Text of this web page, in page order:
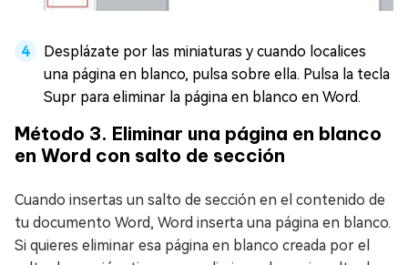
Desplázate por las miniaturas y cuando localices
una página en blanco, pulsa sobre ella. Pulsa la tecla
Supr para eliminar la página en blanco en Word.
Método 3. Eliminar una página en blanco
en Word con salto de sección
Cuando insertas un salto de sección en el contenido de
tu documento Word, Word inserta una página en blanco.
Si quieres eliminar esa página en blanco creada por el